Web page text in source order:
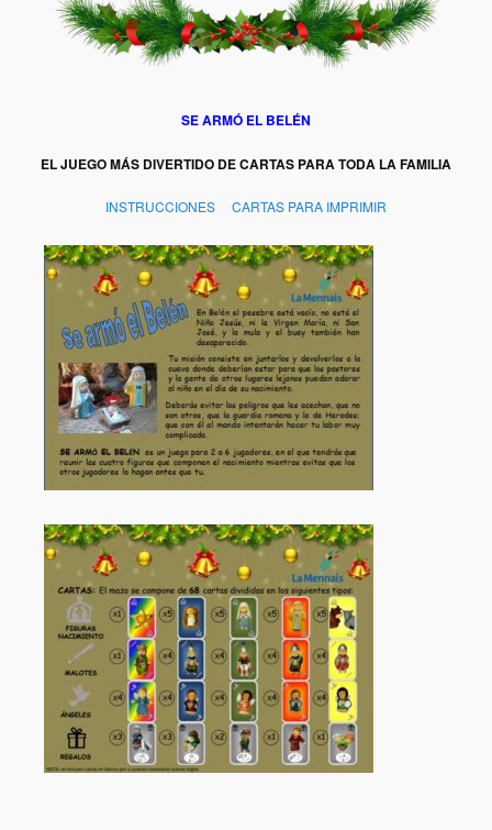
SE ARMÓ EL BELÉN
EL JUEGO MÁS DIVERTIDO DE CARTAS PARA TODA LA FAMILIA
INSTRUCCIONES CARTAS PARA IMPRIMIR